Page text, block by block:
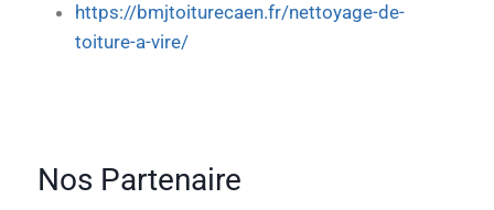
https://bmjtoiturecaen.fr/nettoyage-de-
toiture-a-vire/
Nos Partenaire